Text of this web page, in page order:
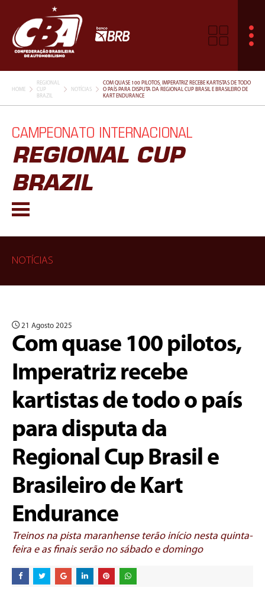
HOME
REGIONAL
CUP
BRAZIL
NOTÍCIAS
COM QUASE 100 PILOTOS, IMPERATRIZ RECEBE KARTISTAS DE TODO
O PAÍS PARA DISPUTA DA REGIONAL CUP BRASIL E BRASILEIRO DE
KART ENDURANCE
CAMPEONATO INTERNACIONAL
REGIONAL CUP
BRAZIL
NOTÍCIAS
21 Agosto 2025
Com quase 100 pilotos,
Imperatriz recebe
kartistas de todo o país
para disputa da
Regional Cup Brasil e
Brasileiro de Kart
Endurance
Treinos na pista maranhense terão início nesta quinta-
feira e as finais serão no sábado e domingo